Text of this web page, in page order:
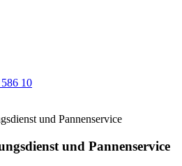
10
und Pannenservice